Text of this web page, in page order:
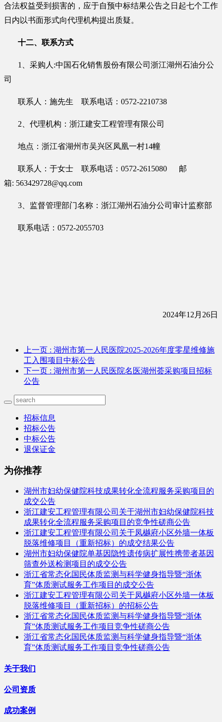
合法权益受到损害的，应于自预中标结果公告之日起七个工作
日内以书面形式向代理机构提出质疑。
十二、联系方式
1、采购人:中国石化销售股份有限公司浙江湖州石油分公
司
联系人： 施先生 联系电话： 0572-2210738
2、代理机构： 浙江建安工程管理有限公司
地点： 浙江省湖州市吴兴区凤凰一村14幢
联系人： 于女士 联系电话： 0572-2615080
邮
箱: 563429728@qq.com
3、 监督管理部门名称：浙江湖州石油分公司审计监察部
联系电话： 0572-2055703
2024年12 月 26日
上一页 : 湖州市第一人民医院2025-2026年度零星维修施
工入围项目中标公告
下一页 : 湖州市第一人民医院名医湖州荟采购项目招标
公告
招标信息
招标公告
中标公告
退保证金
为你推荐
湖州市妇幼保健院科技成果转化全流程服务采购项目的
成交公告
浙江建安工程管理有限公司关于湖州市妇幼保健院科技
成果转化全流程服务采购项目的竞争性磋商公告
浙江建安工程管理有限公司关于凤樾府小区外墙一体板
脱落维修项目（重新招标）的成交结果公告
湖州市妇幼保健院单基因隐性遗传病扩展性携带者基因
筛查外送检测项目的成交公告
浙江省常态化国民体质监测与科学健身指导暨“浙体
育”体质测试服务工作项目的成交公告
浙江建安工程管理有限公司关于凤樾府小区外墙一体板
脱落维修项目（重新招标）的招标公告
浙江省常态化国民体质监测与科学健身指导暨“浙体
育”体质测试服务工作项目竞争性磋商公告
浙江省常态化国民体质监测与科学健身指导暨“浙体
育”体质测试服务工作项目竞争性磋商公告
关于我们
公司资质
成功案例